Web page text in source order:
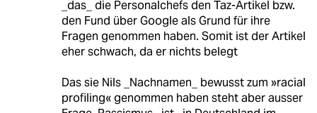
_das_ die Personalchefs den Taz-Artikel bzw.
den Fund über Google als Grund für ihre
Fragen genommen haben. Somit ist der Artikel
eher schwach, da er nichts belegt
Das sie Nils _Nachnamen_ bewusst zum »racial
profiling« genommen haben steht aber ausser